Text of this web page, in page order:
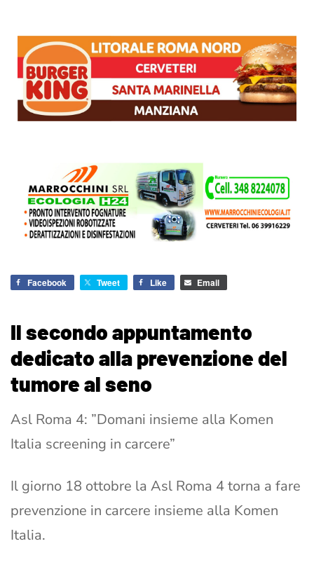
Facebook Tweet Like Email
Il secondo appuntamento
dedicato alla prevenzione del
tumore al seno
Asl Roma 4: ”Domani insieme alla Komen
Italia screening in carcere”
Il giorno 18 ottobre la Asl Roma 4 torna a fare
prevenzione in carcere insieme alla Komen
Italia.